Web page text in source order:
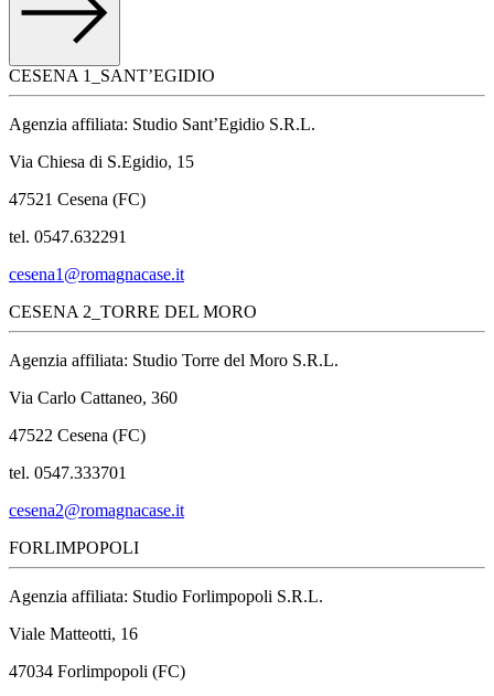
CESENA 1_SANT’EGIDIO
Agenzia affiliata: Studio Sant’Egidio S.R.L.
Via Chiesa di S.Egidio, 15
47521 Cesena (FC)
tel. 0547.632291
cesena1@romagnacase.it
CESENA 2_TORRE DEL MORO
Agenzia affiliata: Studio Torre del Moro S.R.L.
Via Carlo Cattaneo, 360
47522 Cesena (FC)
tel. 0547.333701
cesena2@romagnacase.it
FORLIMPOPOLI
Agenzia affiliata: Studio Forlimpopoli S.R.L.
Viale Matteotti, 16
47034 Forlimpopoli (FC)